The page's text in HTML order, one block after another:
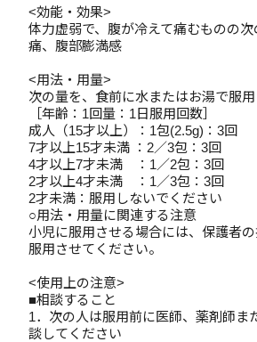
<効能・効果>
体力虚弱で、腹が冷えて痛むものの
痛、腹部膨満感
<用法・用量>
次の量を、食前に水またはお湯で服用
［年齢：1回量：1日服用回数］
成人（15才以上）：1包(2.5g)：3回
7才以上15才未満 ：2／3包：3回
4才以上7才未満 ：1／2包：3回
2才以上4才未満 ：1／3包：3回
2才未満：服用しないでください
○用法・用量に関連する注意
小児に服用させる場合には、保護者
服用させてください。
<使用上の注意>
■相談すること
1．次の人は服用前に医師、薬剤師ま
談してください